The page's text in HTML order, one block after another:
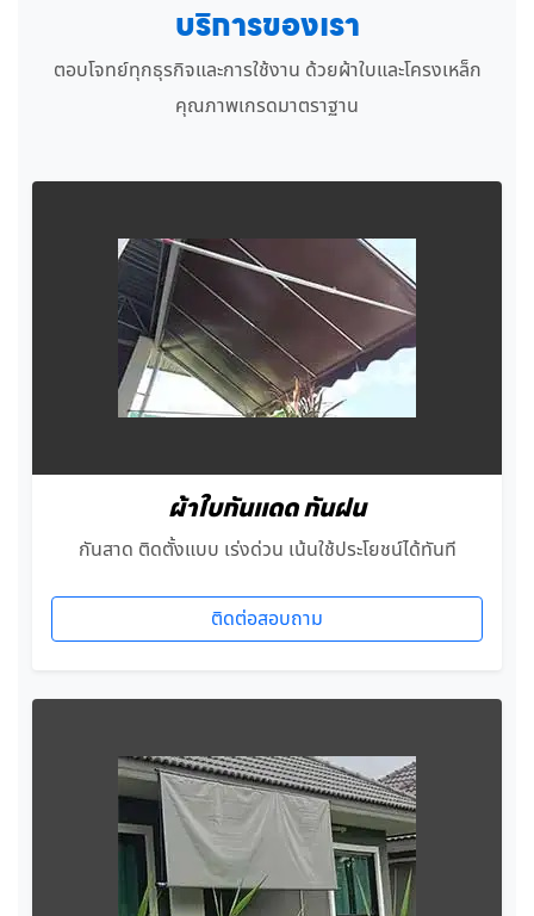
บริการของเรา
ตอบโจทย์ทุกธุรกิจและการใช้งาน ด้วยผ้าใบและโครงเหล็ก
คุณภาพเกรดมาตราฐาน
ผ้าใบกันแดด กันฝน
กันสาด ติดตั้งแบบ เร่งด่วน เน้นใช้ประโยชน์ได้ทันที
ติดต่อสอบถาม